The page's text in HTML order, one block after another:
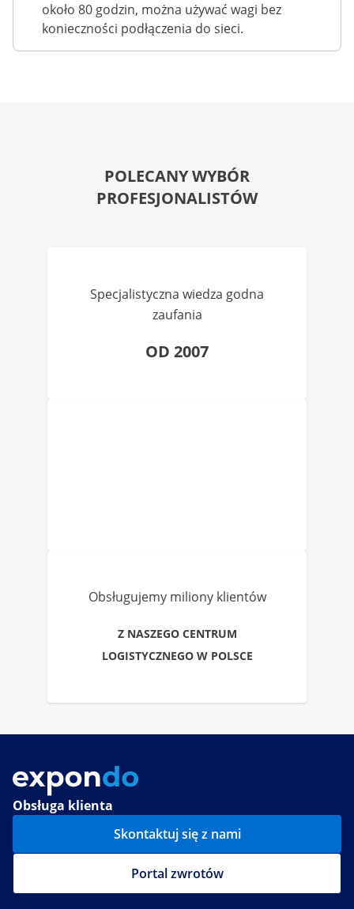
około 80 godzin, można używać wagi bez
konieczności podłączenia do sieci.
POLECANY WYBÓR
PROFESJONALISTÓW
Specjalistyczna wiedza godna
zaufania
OD 2007
Obsługujemy miliony klientów
Z NASZEGO CENTRUM
LOGISTYCZNEGO W POLSCE
Obsługa klienta
Skontaktuj się z nami
Portal zwrotów